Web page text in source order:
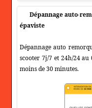
Dépannage auto-
épaviste
Dépannage auto
scooter 7j/7 et 24h/24
moins de 30 minutes.